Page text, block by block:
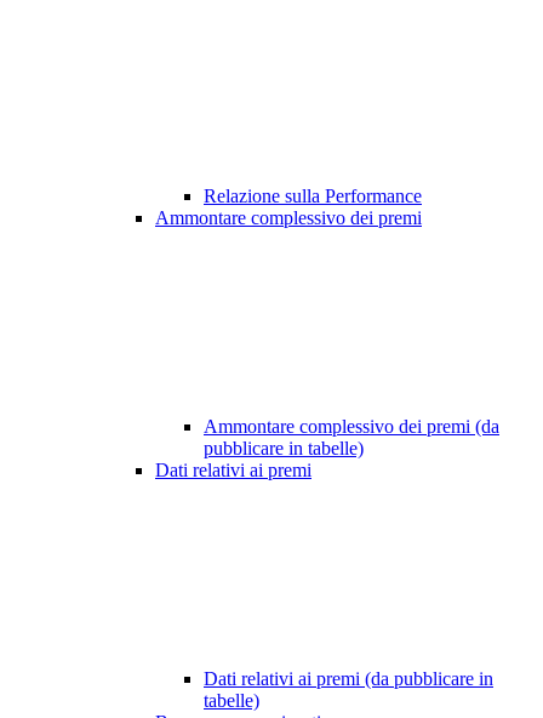
Relazione sulla Performance
Ammontare complessivo dei premi
Ammontare complessivo dei premi (da
pubblicare in tabelle)
Dati relativi ai premi
Dati relativi ai premi (da pubblicare in
tabelle)